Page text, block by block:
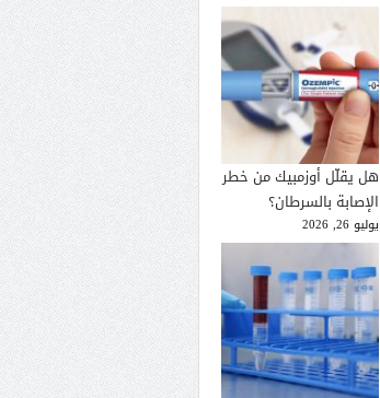
هل يقلّل أوزمبيك من خطر
الإصابة بالسرطان؟
يوليو 26, 2026